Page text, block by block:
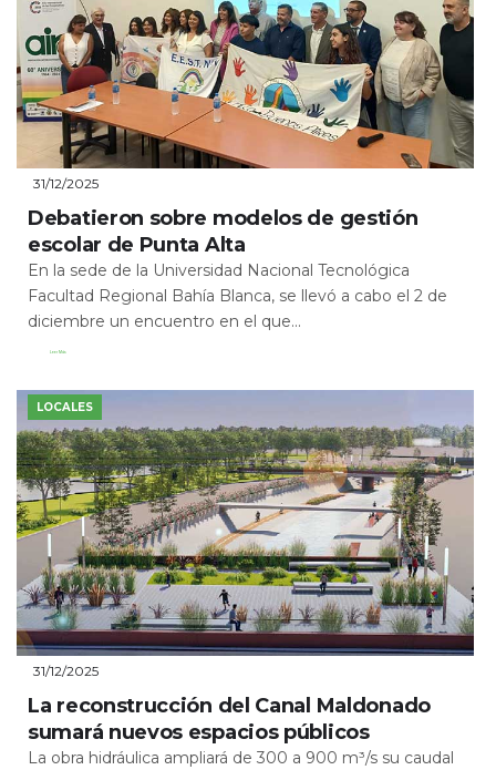
31/12/2025
Debatieron sobre modelos de gestión
escolar de Punta Alta
En la sede de la Universidad Nacional Tecnológica
Facultad Regional Bahía Blanca, se llevó a cabo el 2 de
diciembre un encuentro en el que...
Leer Más
LOCALES
31/12/2025
La reconstrucción del Canal Maldonado
sumará nuevos espacios públicos
La obra hidráulica ampliará de 300 a 900 m³/s su caudal